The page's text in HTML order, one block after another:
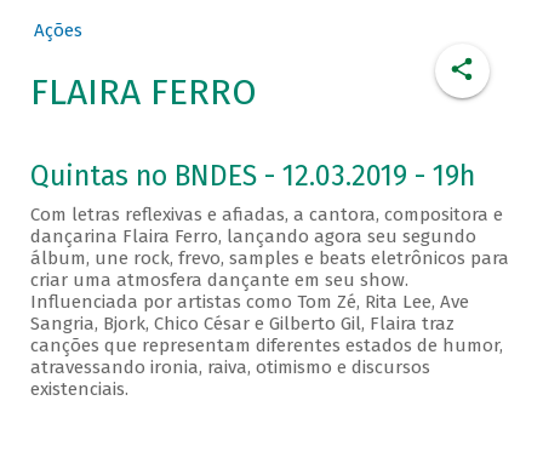
Ações
FLAIRA FERRO
Quintas no BNDES - 12.03.2019 - 19h
Com letras reflexivas e afiadas, a cantora, compositora e
dançarina Flaira Ferro, lançando agora seu segundo
álbum, une rock, frevo, samples e beats eletrônicos para
criar uma atmosfera dançante em seu show.
Influenciada por artistas como Tom Zé, Rita Lee, Ave
Sangria, Bjork, Chico César e Gilberto Gil, Flaira traz
canções que representam diferentes estados de humor,
atravessando ironia, raiva, otimismo e discursos
existenciais.